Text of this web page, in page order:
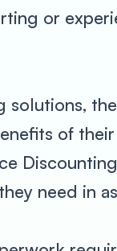
or
of their
need in